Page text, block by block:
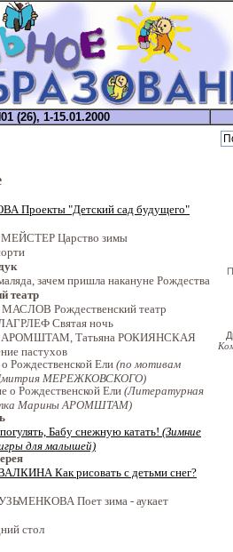
(26), 1-15.01.2000
Проекты "Детский сад будущего"
МЕЙСТЕР Царство зимы
зачем пришла накануне Рождества
театр
МАСЛОВ Рождественский театр
Святая ночь
АРОМШТАМ, Татьяна РОКИЯНСКАЯ
пастухов
Рождественской Ели(по мотивам
МЕРЕЖКОВСКОГО)
о Рождественской Ели (Литературная
Марины АРОМШТАМ)
Бабу снежную катать! (Зимние
для малышей)
Как рисовать с детьми снег?
Поет зима - аукает
стол